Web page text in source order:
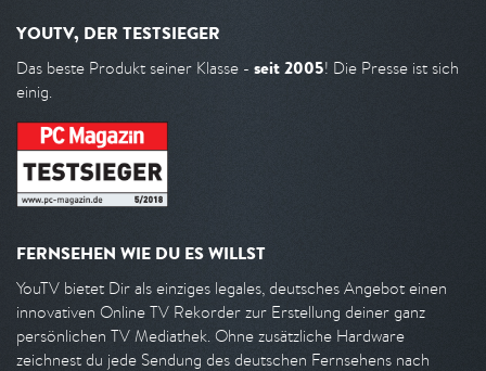
YOUTV, DER TESTSIEGER
Das beste Produkt seiner Klasse - seit 2005! Die Presse ist sich
einig.
FERNSEHEN WIE DU ES WILLST
YouTV bietet Dir als einziges legales, deutsches Angebot einen
innovativen Online TV Rekorder zur Erstellung deiner ganz
persönlichen TV Mediathek. Ohne zusätzliche Hardware
zeichnest du jede Sendung des deutschen Fernsehens nach